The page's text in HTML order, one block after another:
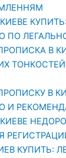
ПО
В
В
И
КУПИТЬ: